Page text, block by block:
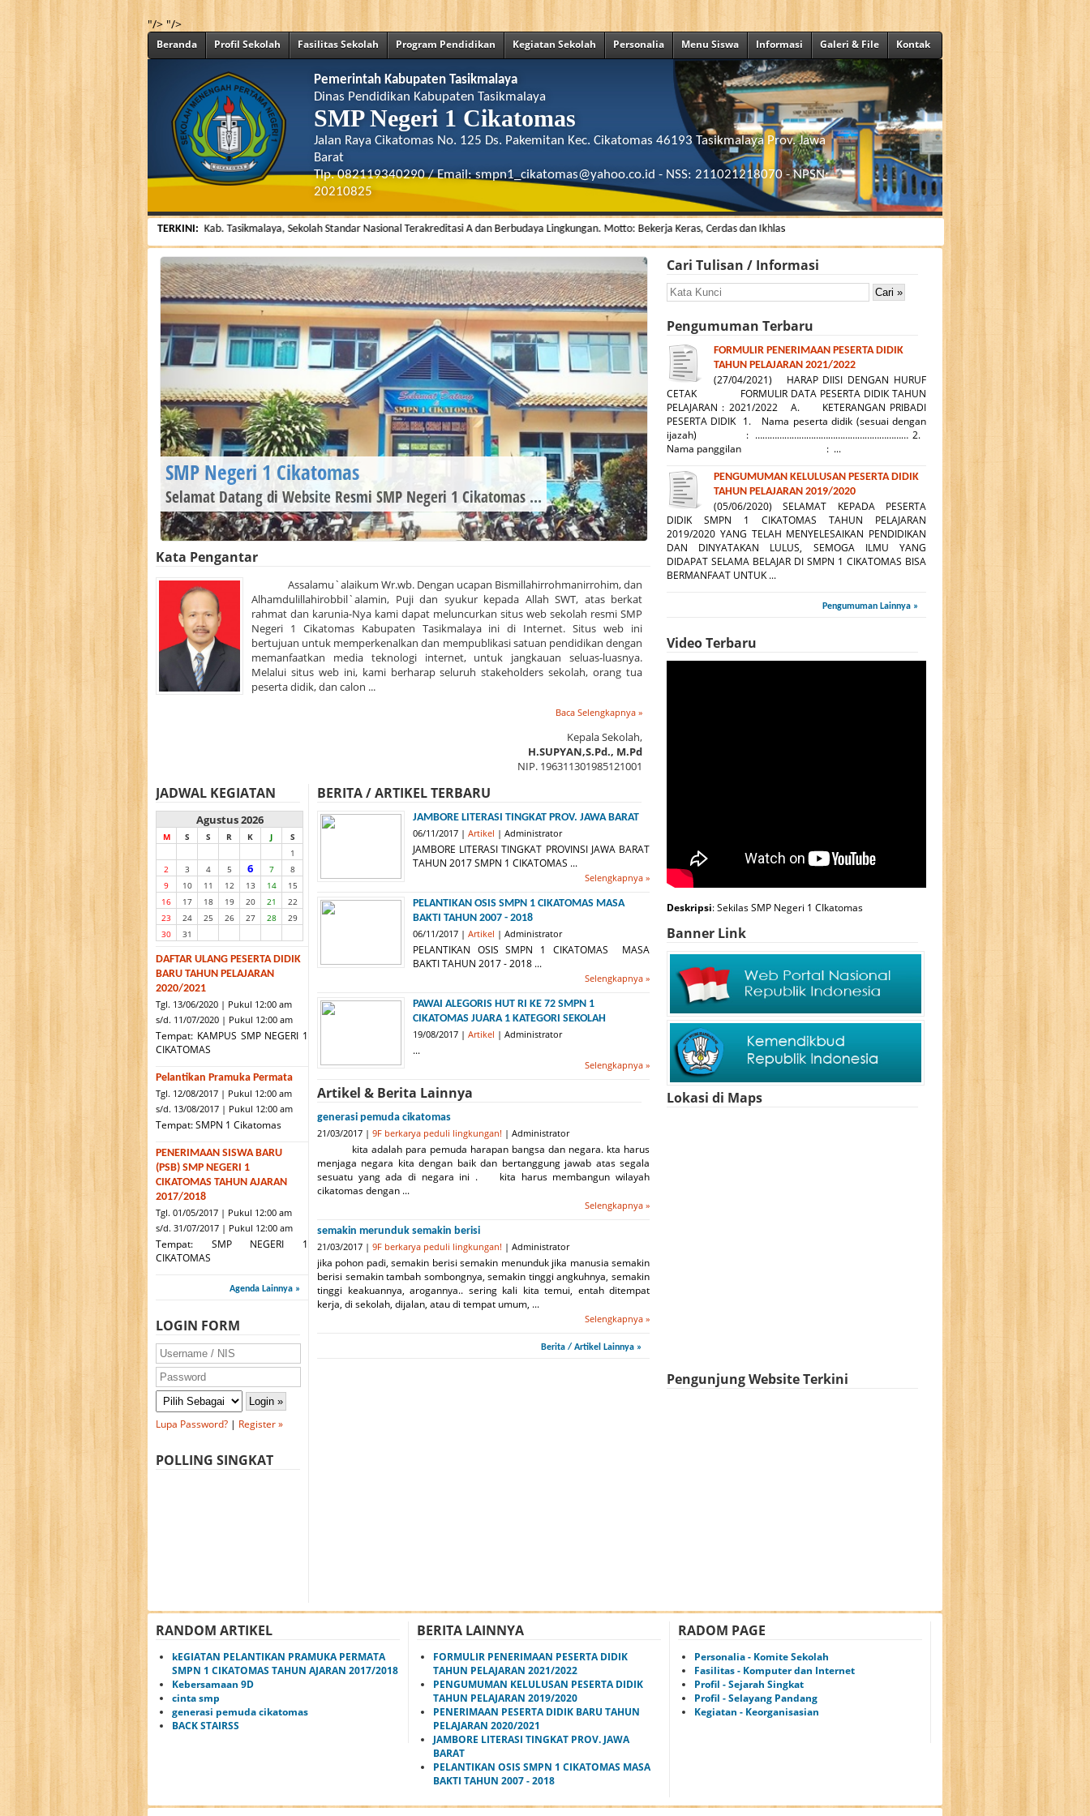
"/> "/>
Beranda Profil Sekolah Fasilitas Sekolah Program Pendidikan Kegiatan Sekolah Personalia Menu Siswa Informasi Galeri & File Kontak
Pemerintah Kabupaten Tasikmalaya
Dinas Pendidikan Kabupaten Tasikmalaya
SMP Negeri 1 Cikatomas
Jalan Raya Cikatomas No. 125 Ds. Pakemitan Kec. Cikatomas 46193 Tasikmalaya Prov. Jawa
Barat
Tlp. 082119340290 / Email: smpn1_cikatomas@yahoo.co.id - NSS: 211021218070 - NPSN:
20210825
TERKINI:
resmi SMP Negeri 1 Cikatomas Kab. Tasikmalaya, Sekolah Standar Nasional Terakreditasi A dan Berbudaya Lingkungan. Motto: Bekerja Keras, Cerdas dan Ikhlas
SMP Negeri 1 Cikatomas
Selamat Datang di Website Resmi SMP Negeri 1 Cikatomas ...
Kata Pengantar
Assalamu`alaikum Wr.wb. Dengan ucapan Bismillahirrohmanirrohim, dan
Alhamdulillahirobbil`alamin, Puji dan syukur kepada Allah SWT, atas berkat
rahmat dan karunia-Nya kami dapat meluncurkan situs web sekolah resmi SMP
Negeri 1 Cikatomas Kabupaten Tasikmalaya ini di Internet. Situs web ini
bertujuan untuk memperkenalkan dan mempublikasi satuan pendidikan dengan
memanfaatkan media teknologi internet, untuk jangkauan seluas-luasnya.
Melalui situs web ini, kami berharap seluruh stakeholders sekolah, orang tua
peserta didik, dan calon ...
Baca Selengkapnya »
Kepala Sekolah,
H.SUPYAN,S.Pd., M.Pd
NIP. 196311301985121001
JADWAL KEGIATAN
Agustus 2026
M S S R K J
S
1
2
3 4 5 6 7
8
9
10 11 12 13 14
15
16
17 18 19 20 21
22
23
24 25 26 27 28
29
30
31
DAFTAR ULANG PESERTA DIDIK
BARU TAHUN PELAJARAN
2020/2021
Tgl. 13/06/2020 | Pukul 12:00 am
s/d. 11/07/2020 | Pukul 12:00 am
Tempat: KAMPUS SMP NEGERI 1
CIKATOMAS
Pelantikan Pramuka Permata
Tgl. 12/08/2017 | Pukul 12:00 am
s/d. 13/08/2017 | Pukul 12:00 am
Tempat: SMPN 1 Cikatomas
PENERIMAAN SISWA BARU
(PSB) SMP NEGERI 1
CIKATOMAS TAHUN AJARAN
2017/2018
Tgl. 01/05/2017 | Pukul 12:00 am
s/d. 31/07/2017 | Pukul 12:00 am
Tempat: SMP NEGERI 1
CIKATOMAS
Agenda Lainnya »
LOGIN FORM
Lupa Password? | Register »
POLLING SINGKAT
BERITA / ARTIKEL TERBARU
JAMBORE LITERASI TINGKAT PROV. JAWA BARAT
06/11/2017 | Artikel | Administrator
JAMBORE LITERASI TINGKAT PROVINSI JAWA BARAT
TAHUN 2017 SMPN 1 CIKATOMAS ...
Selengkapnya »
PELANTIKAN OSIS SMPN 1 CIKATOMAS MASA
BAKTI TAHUN 2007 - 2018
06/11/2017 | Artikel | Administrator
PELANTIKAN OSIS SMPN 1 CIKATOMAS MASA
BAKTI TAHUN 2017 - 2018 ...
Selengkapnya »
PAWAI ALEGORIS HUT RI KE 72 SMPN 1
CIKATOMAS JUARA 1 KATEGORI SEKOLAH
19/08/2017 | Artikel | Administrator
...
Selengkapnya »
Artikel & Berita Lainnya
generasi pemuda cikatomas
21/03/2017 | 9F berkarya peduli lingkungan! | Administrator
kita adalah para pemuda harapan bangsa dan negara. kta harus
menjaga negara kita dengan baik dan bertanggung jawab atas segala
sesuatu yang ada di negara ini . kita harus membangun wilayah
cikatomas dengan ...
Selengkapnya »
semakin merunduk semakin berisi
21/03/2017 | 9F berkarya peduli lingkungan! | Administrator
jika pohon padi, semakin berisi semakin menunduk jika manusia semakin
berisi semakin tambah sombongnya, semakin tinggi angkuhnya, semakin
tinggi keakuannya, arogannya.. sering kali kita temui, entah ditempat
kerja, di sekolah, dijalan, atau di tempat umum, ...
Selengkapnya »
Berita / Artikel Lainnya »
Cari Tulisan / Informasi
Pengumuman Terbaru
FORMULIR PENERIMAAN PESERTA DIDIK
TAHUN PELAJARAN 2021/2022
(27/04/2021) HARAP DIISI DENGAN HURUF
CETAK FORMULIR DATA PESERTA DIDIK TAHUN
PELAJARAN : 2021/2022 A. KETERANGAN PRIBADI
PESERTA DIDIK 1. Nama peserta didik (sesuai dengan
ijazah) : ……………………………………………………… 2.
Nama panggilan : ...
PENGUMUMAN KELULUSAN PESERTA DIDIK
TAHUN PELAJARAN 2019/2020
(05/06/2020) SELAMAT KEPADA PESERTA
DIDIK SMPN 1 CIKATOMAS TAHUN PELAJARAN
2019/2020 YANG TELAH MENYELESAIKAN PENDIDIKAN
DAN DINYATAKAN LULUS, SEMOGA ILMU YANG
DIDAPAT SELAMA BELAJAR DI SMPN 1 CIKATOMAS BISA
BERMANFAAT UNTUK ...
Pengumuman Lainnya »
Video Terbaru
Deskripsi: Sekilas SMP Negeri 1 CIkatomas
Banner Link
Lokasi di Maps
Pengunjung Website Terkini
RANDOM ARTIKEL
kEGIATAN PELANTIKAN PRAMUKA PERMATA
SMPN 1 CIKATOMAS TAHUN AJARAN 2017/2018
Kebersamaan 9D
cinta smp
generasi pemuda cikatomas
BACK STAIRSS
BERITA LAINNYA
FORMULIR PENERIMAAN PESERTA DIDIK
TAHUN PELAJARAN 2021/2022
PENGUMUMAN KELULUSAN PESERTA DIDIK
TAHUN PELAJARAN 2019/2020
PENERIMAAN PESERTA DIDIK BARU TAHUN
PELAJARAN 2020/2021
JAMBORE LITERASI TINGKAT PROV. JAWA
BARAT
PELANTIKAN OSIS SMPN 1 CIKATOMAS MASA
BAKTI TAHUN 2007 - 2018
RADOM PAGE
Personalia - Komite Sekolah
Fasilitas - Komputer dan Internet
Profil - Sejarah Singkat
Profil - Selayang Pandang
Kegiatan - Keorganisasian